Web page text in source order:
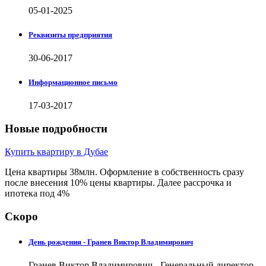
05-01-2025
Реквизиты предприятия
30-06-2017
Информационное письмо
17-03-2017
Новые подробности
Купить квартиру в Дубае
Цена квартиры 38млн. Оформление в собственность сразу
после внесения 10% цены квартиры. Далее рассрочка и
ипотека под 4%
Скоро
День рождения - Гранев Виктор Владимирович